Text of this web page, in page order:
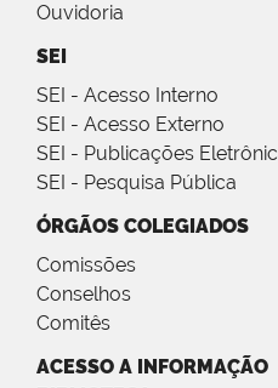
Ouvidoria
SEI
SEI - Acesso Interno
SEI - Acesso Externo
SEI - Publicações
SEI - Pesquisa Pública
ÓRGÃOS COLEGIADOS
Comissões
Conselhos
Comitês
ACESSO A INFORMAÇÃO